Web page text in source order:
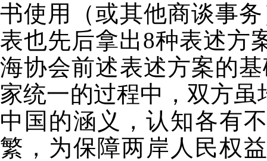
书使用（或其他商谈事
表也先后拿出8种表述方
海协会前述表述方案的
家统一的过程中，双方
中国的涵义，认知各有
繁，为保障两岸人民权